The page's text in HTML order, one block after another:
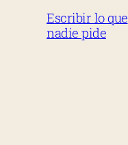
Escribir lo que
nadie pide